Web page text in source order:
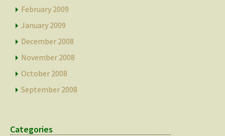
February 2009
January 2009
December 2008
November 2008
October 2008
September 2008
Categories